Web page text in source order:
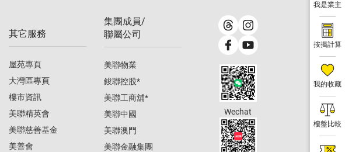
我是業主
按揭計算
我的收藏
樓盤比較
其它服務
屋苑專頁
大灣區專頁
樓市資訊
美聯精英會
美聯慈善基金
美善會
集團成員/
聯屬公司
美聯物業
鋑聯控股*
美聯工商舖*
美聯中國
美聯澳門
美聯金融集團
Wechat